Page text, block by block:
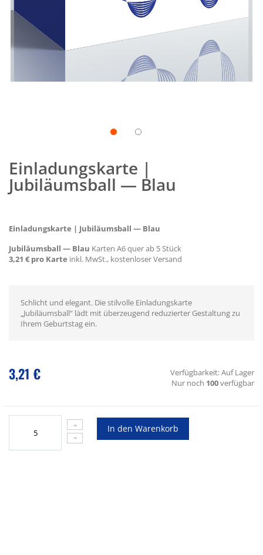
der
Bildgalerie
springen
Einladungskarte |
Jubiläumsball — Blau
Einladungskarte | Jubiläumsball — Blau
Jubiläumsball — Blau Karten A6 quer ab 5 Stück
3,21 € pro Karte inkl. MwSt., kostenloser Versand
Schlicht und elegant. Die stilvolle Einladungskarte
„Jubiläumsball“ lädt mit überzeugend reduzierter Gestaltung zu
Ihrem Geburtstag ein.
3,21 € Verfügbarkeit:Auf Lager
Nur noch 100verfügbar
In den Warenkorb